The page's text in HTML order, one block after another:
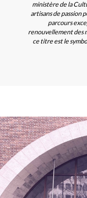
ministère de la
artisans de passion
parcours
renouvellement des
ce titre est le